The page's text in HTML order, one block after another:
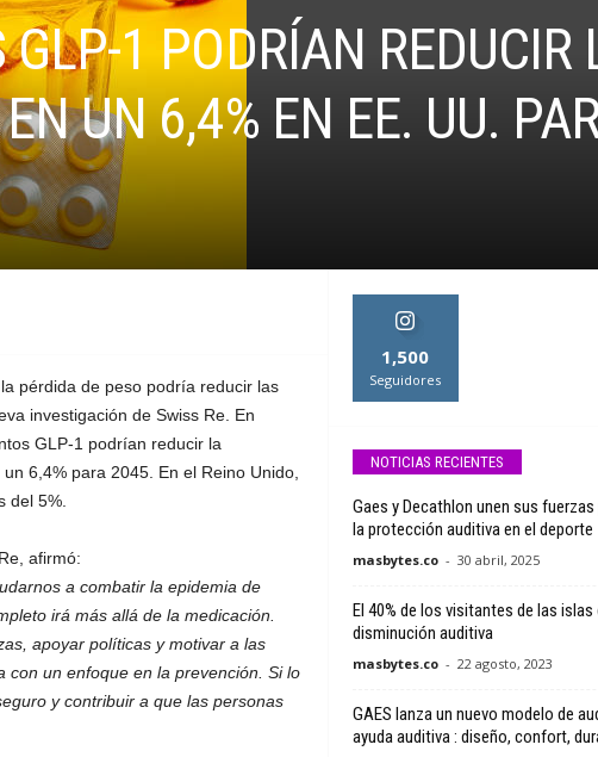
1 PODRÍAN REDUCIR
UN 6,4% EN EE. UU.
pérdida de peso podría reducir las
investigación de Swiss Re. En
GLP-1 podrían reducir la
6,4% para 2045. En el Reino Unido,
del 5%.
afirmó:
a combatir la epidemia de
irá más allá de la medicación.
apoyar políticas y motivar a las
con un enfoque en la prevención. Si lo
y contribuir a que las personas
1,500
Seguidores
NOTICIAS RECIENTES
Gaes y Decathlon unen sus
la protección auditiva en el deporte
masbytes.co - 30 abril, 2025
El 40% de los visitantes de las islas
disminución auditiva
masbytes.co - 22 agosto, 2023
GAES lanza un nuevo modelo de
ayuda auditiva : diseño, confort,